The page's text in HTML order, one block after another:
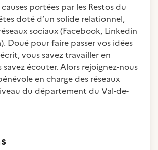
portées par les Restos du
doté d’un solide relationnel,
sociaux (Facebook, Linkedin
Doué pour faire passer vos idées
vous savez travailler en
écouter. Alors rejoignez-nous
en charge des réseaux
du département du Val-de-